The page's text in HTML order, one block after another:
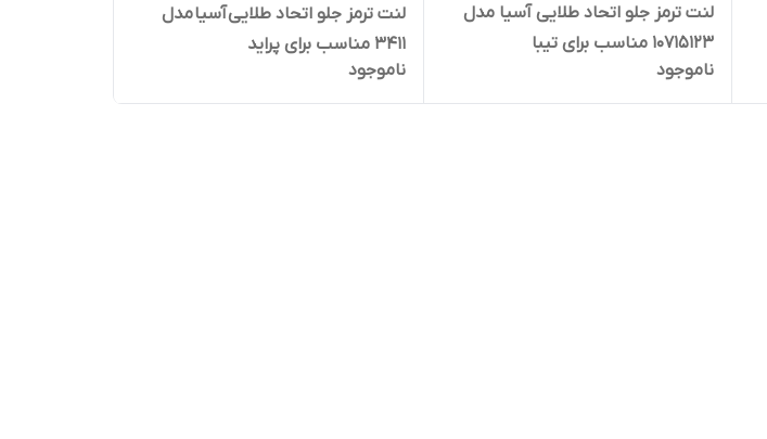
لنت ترمز جلو اتحاد طلایی آسیا مدل
10715123 مناسب برای تیبا
ناموجود
لنت ترمز جلو اتحاد طلایی آسیا مدل
3411 مناسب برای پراید
ناموجود